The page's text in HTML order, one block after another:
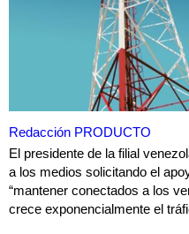
Redacción PRODUCTO
El presidente de la filial
a los medios solicitando el
“mantener conectados a los
crece exponencialmente el